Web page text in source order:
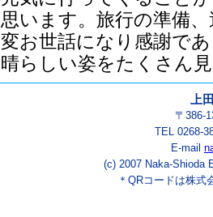
思います。旅行の準備
変お世話になり感謝で
晴らしい姿をたくさん
上
〒386-
TEL 0268-
E-mail
(c) 2007 Naka-Shioda
＊QRコードは株式